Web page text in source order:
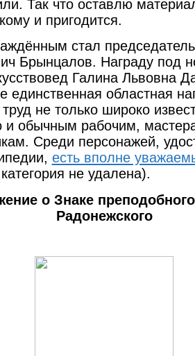
Так что оставлю
и пригодится.
стал
Брынцалов. Награду под
Галина Львовна
единственная областная
труд не только широко
и обычным рабочим,
Среди персонажей,
есть вполне
не удалена).
о Знаке
Радонежского